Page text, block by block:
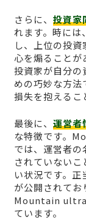
さらに、 投資家
れます。時には
し、上位の投
心を煽ることが
投資家が自分の
めの巧妙な方
損失を抱えるこ
最後に、 運営者
な特徴です。
では、運営者
されていない
い状況です。
が公開されてお
Mountain ultra
ています。